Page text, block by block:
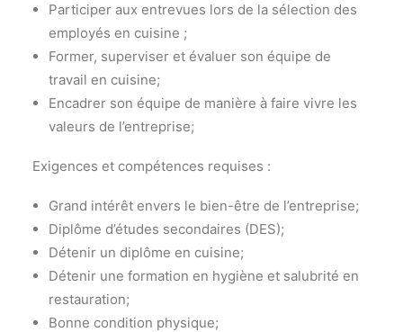
Participer aux entrevues lors de la sélection des
employés en cuisine ;
Former, superviser et évaluer son équipe de
travail en cuisine;
Encadrer son équipe de manière à faire vivre les
valeurs de l’entreprise;
Exigences et compétences requises :
Grand intérêt envers le bien-être de l’entreprise;
Diplôme d’études secondaires (DES);
Détenir un diplôme en cuisine;
Détenir une formation en hygiène et salubrité en
restauration;
Bonne condition physique;